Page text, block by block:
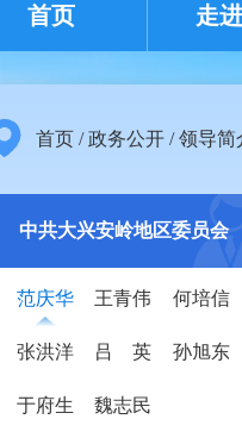
首页 走
首页 /政务公开 /领导简
中共大兴安岭地区委员会
范庆华 王青伟 何培信
张洪洋 吕 英 孙旭东
于府生 魏志民